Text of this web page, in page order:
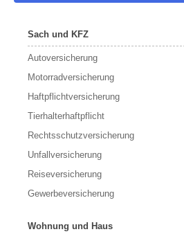
Sach und KFZ
Autoversicherung
Motorradversicherung
Haftpflichtversicherung
Tierhalterhaftpflicht
Rechtsschutzversicherung
Unfallversicherung
Reiseversicherung
Gewerbeversicherung
Wohnung und Haus